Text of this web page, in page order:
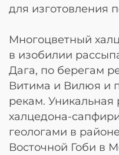
для изготовления
Многоцветный
в изобилии
Дага, по берегам
Витима и Вилюя и
рекам. Уникальная
халцедона-
геологами в
Восточной Гоби в